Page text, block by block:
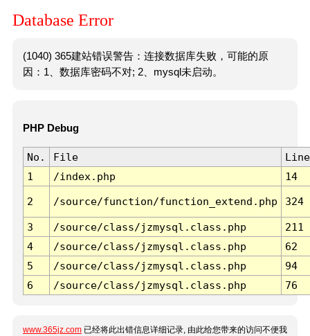
Database Error
(1040) 365建站错误警告：连接数据库失败，可能的原
因：1、数据库密码不对; 2、mysql未启动。
PHP Debug
No. File
Line
1
/index.php 14
2 /source/function/function_extend.php 324
3 /source/class/jzmysql.class.php
211
4
/source/class/jzmysql.class.php
62
5
/source/class/jzmysql.class.php
94
6
/source/class/jzmysql.class.php 76
www.365jz.com 已经将此出错信息详细记录, 由此给您带来的访问不便我